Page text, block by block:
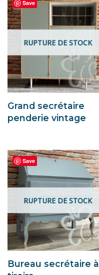
Save
RUPTURE DE STOCK
Grand secrétaire
penderie vintage
Save
RUPTURE DE STOCK
Bureau secrétaire à